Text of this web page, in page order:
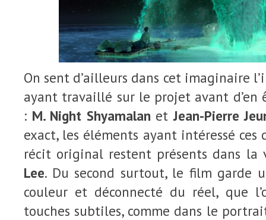
On sent d’ailleurs dans cet imaginaire
ayant travaillé sur le projet avant d’en
: M. Night Shyamalan etJean-Pierre
exact, les éléments ayant intéressé ces
récit original restent présents dans la
Lee. Du second surtout, le film garde
couleur et déconnecté du réel, que
touches subtiles, comme dans le